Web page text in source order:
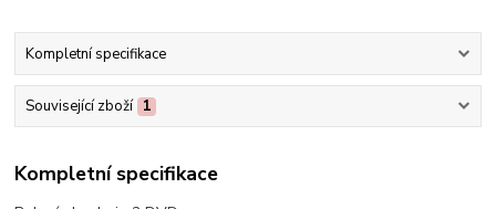
Kompletní specifikace
Související zboží 1
Kompletní specifikace